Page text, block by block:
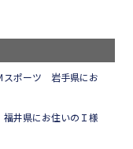
ポーツ 岩手県にお
井県にお住いのＩ様